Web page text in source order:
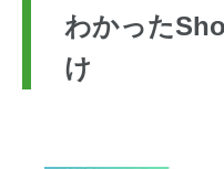
わかった
け